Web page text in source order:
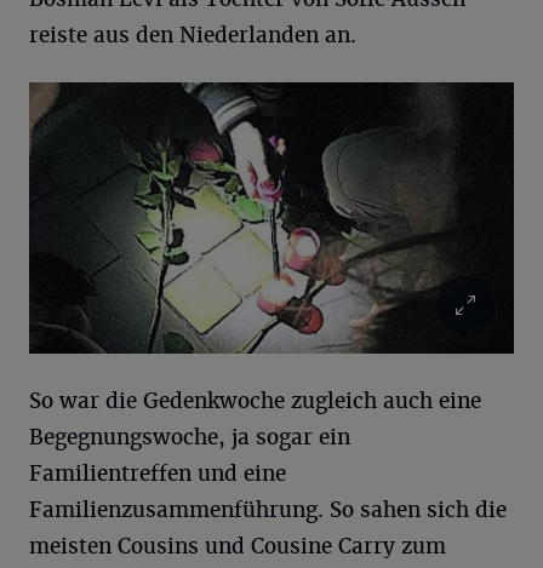
reiste aus den Niederlanden an.
So war die Gedenkwoche zugleich auch eine
Begegnungswoche, ja sogar ein
Familientreffen und eine
Familienzusammenführung. So sahen sich die
meisten Cousins und Cousine Carry zum